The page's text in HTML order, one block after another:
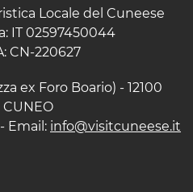
Locale del Cuneese
IT 02597450044
CN-220627
ex Foro Boario) - 12100
CUNEO
- Email: info@visitcuneese.it